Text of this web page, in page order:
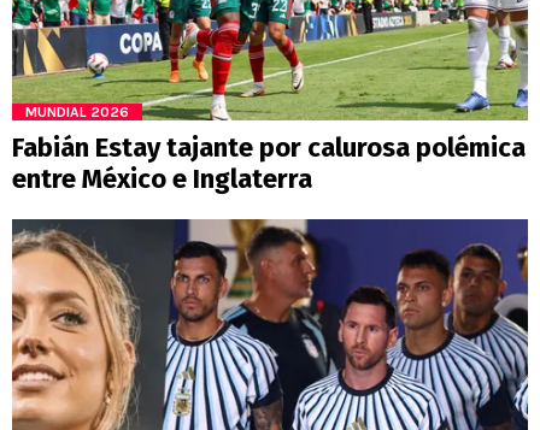
MUNDIAL 2026
Fabián Estay tajante por calurosa polémica
entre México e Inglaterra